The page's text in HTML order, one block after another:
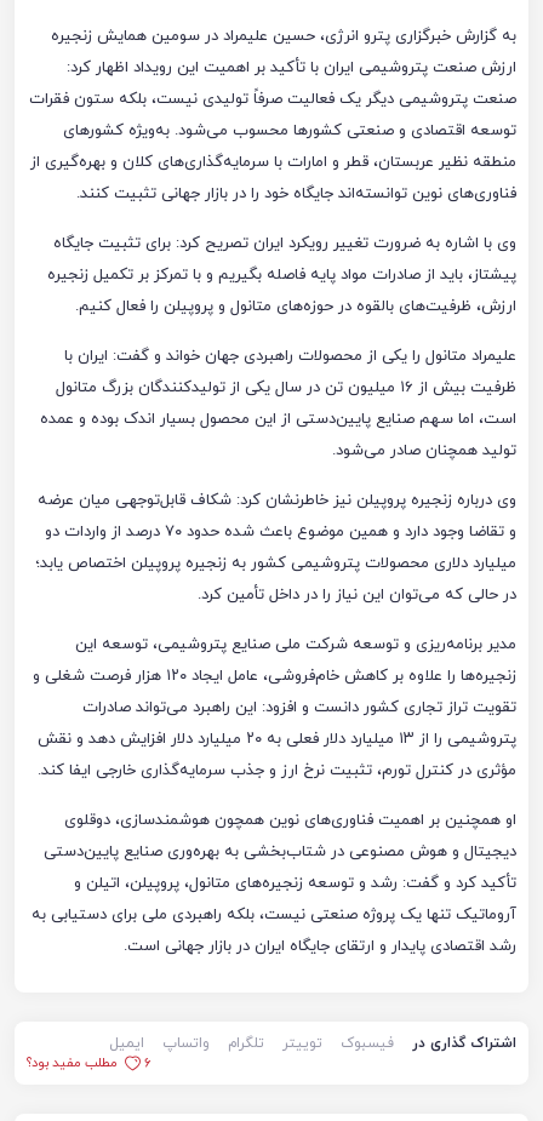
به گزارش خبرگزاری پترو انرژی، حسین علیمراد در سومین همایش زنجیره
ارزش صنعت پتروشیمی ایران با تأکید بر اهمیت این رویداد اظهار کرد:
صنعت پتروشیمی دیگر یک فعالیت صرفاً تولیدی نیست، بلکه ستون فقرات
توسعه اقتصادی و صنعتی کشورها محسوب می‌شود. به‌ویژه کشورهای
منطقه نظیر عربستان، قطر و امارات با سرمایه‌گذاری‌های کلان و بهره‌گیری از
فناوری‌های نوین توانسته‌اند جایگاه خود را در بازار جهانی تثبیت کنند.
وی با اشاره به ضرورت تغییر رویکرد ایران تصریح کرد: برای تثبیت جایگاه
پیشتاز، باید از صادرات مواد پایه فاصله بگیریم و با تمرکز بر تکمیل زنجیره
ارزش، ظرفیت‌های بالقوه در حوزه‌های متانول و پروپیلن را فعال کنیم.
علیمراد متانول را یکی از محصولات راهبردی جهان خواند و گفت: ایران با
ظرفیت بیش از ۱۶ میلیون تن در سال یکی از تولیدکنندگان بزرگ متانول
است، اما سهم صنایع پایین‌دستی از این محصول بسیار اندک بوده و عمده
تولید همچنان صادر می‌شود.
وی درباره زنجیره پروپیلن نیز خاطرنشان کرد: شکاف قابل‌توجهی میان عرضه
و تقاضا وجود دارد و همین موضوع باعث شده حدود ۷۰ درصد از واردات دو
میلیارد دلاری محصولات پتروشیمی کشور به زنجیره پروپیلن اختصاص یابد؛
در حالی که می‌توان این نیاز را در داخل تأمین کرد.
مدیر برنامه‌ریزی و توسعه شرکت ملی صنایع پتروشیمی، توسعه این
زنجیره‌ها را علاوه بر کاهش خام‌فروشی، عامل ایجاد ۱۲۰ هزار فرصت شغلی و
تقویت تراز تجاری کشور دانست و افزود: این راهبرد می‌تواند صادرات
پتروشیمی را از ۱۳ میلیارد دلار فعلی به ۲۰ میلیارد دلار افزایش دهد و نقش
مؤثری در کنترل تورم، تثبیت نرخ ارز و جذب سرمایه‌گذاری خارجی ایفا کند.
او همچنین بر اهمیت فناوری‌های نوین همچون هوشمندسازی، دوقلوی
دیجیتال و هوش مصنوعی در شتاب‌بخشی به بهره‌وری صنایع پایین‌دستی
تأکید کرد و گفت: رشد و توسعه زنجیره‌های متانول، پروپیلن، اتیلن و
آروماتیک تنها یک پروژه صنعتی نیست، بلکه راهبردی ملی برای دستیابی به
رشد اقتصادی پایدار و ارتقای جایگاه ایران در بازار جهانی است.
اشتراک گذاری در فیسبوک توییتر تلگرام واتساپ
ایمیل
6
مطلب مفید بود؟